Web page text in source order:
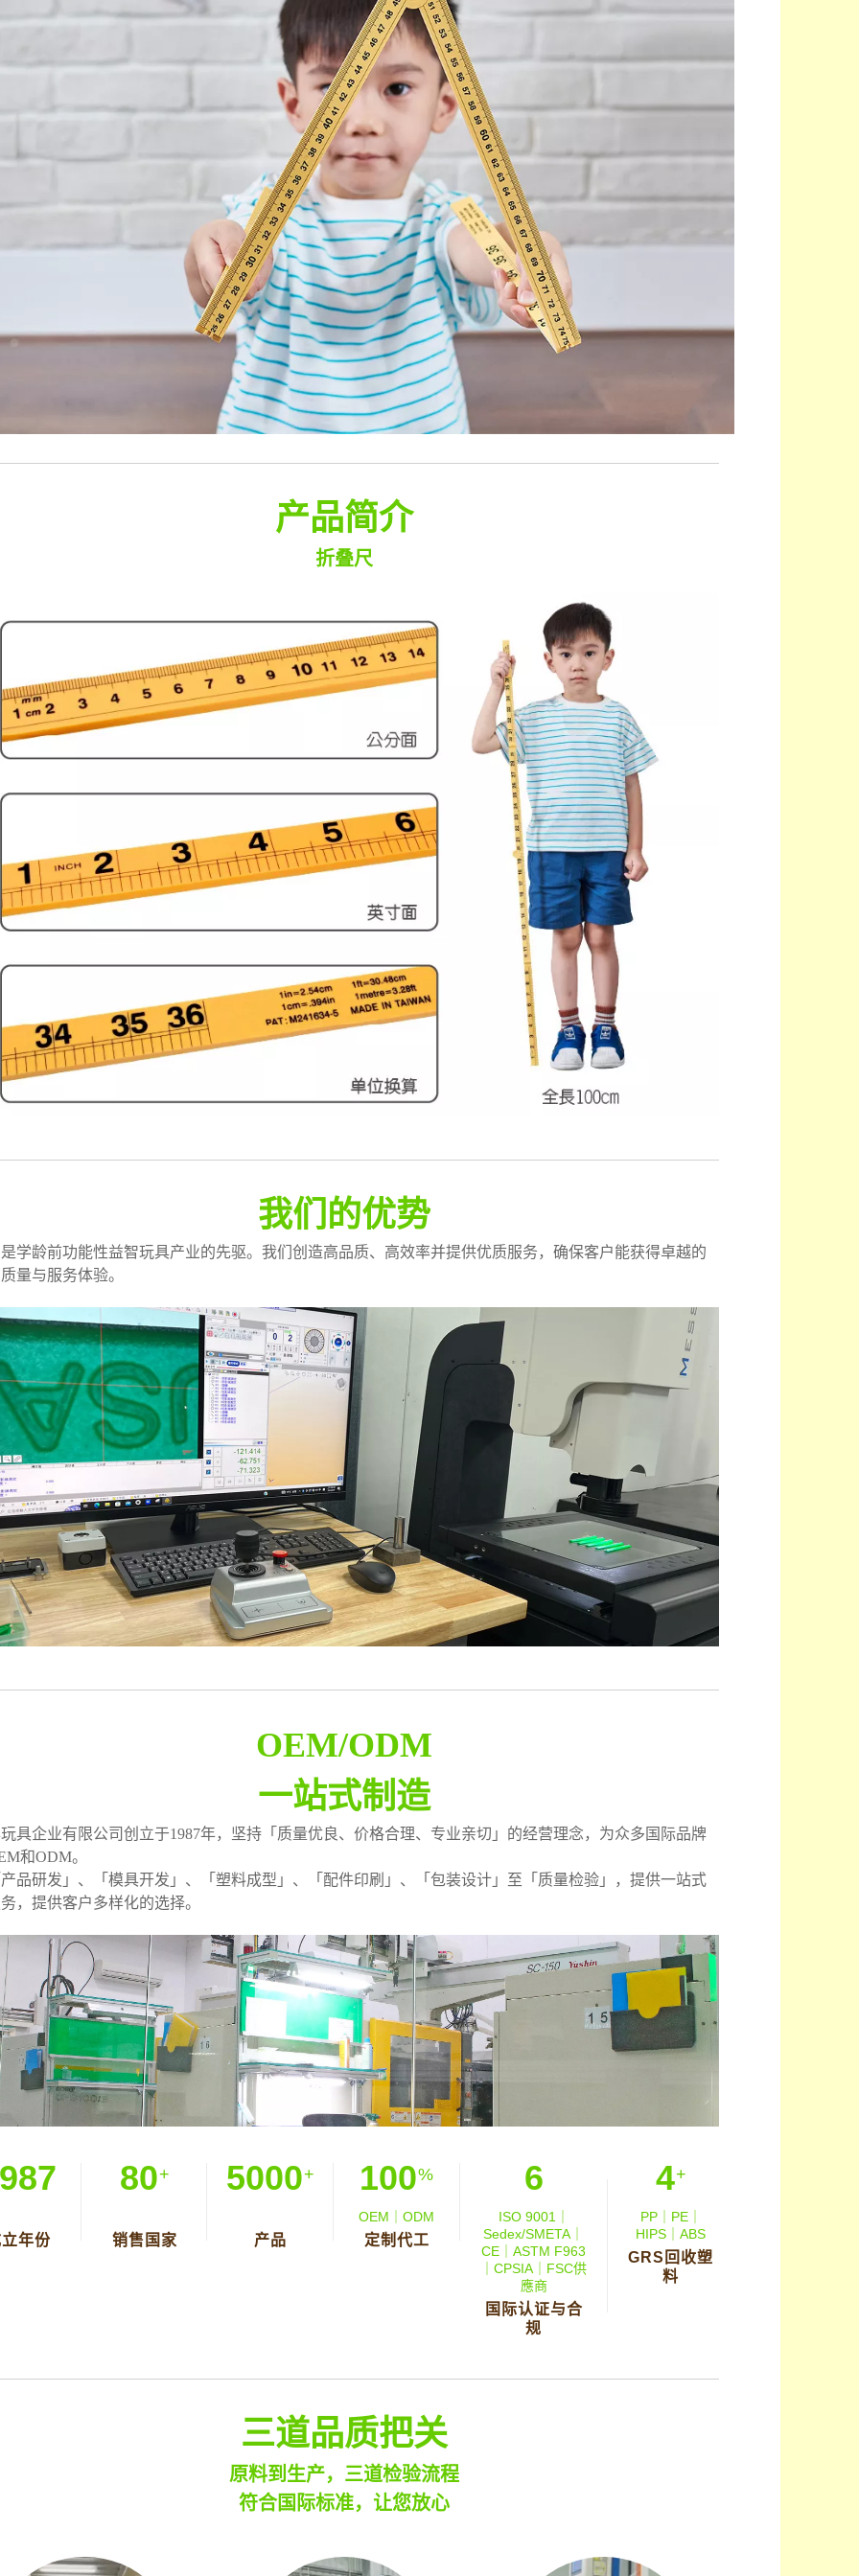
产品简介
折叠尺
我们的优势
学龄前功能性益智玩具产业的先驱。我们创造高品质、高效率并提供优质服务，确保客户能获得卓越的
量与服务体验。
OEM/ODM
一站式制造
具企业有限公司创立于1987年，坚持「质量优良、价格合理、专业亲切」的经营理念，为众多国际品牌
和ODM。
品研发」、「模具开发」、「塑料成型」、「配件印刷」、「包装设计」至「质量检验」，提供一站式
，提供客户多样化的选择。
年份
80+
销售国家
5000+
产品
100%
OEM｜ODM
定制代工
6
ISO 9001｜
Sedex/SMETA｜
CE｜ASTM F963
｜CPSIA｜FSC供
應商
国际认证与合
规
4+
PP｜PE｜
HIPS｜ABS
GRS回收塑
料
三道品质把关
原料到生产，三道检验流程
符合国际标准，让您放心